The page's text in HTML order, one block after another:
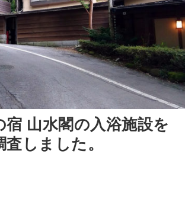
宿 山水閣の入浴施設を
しました。